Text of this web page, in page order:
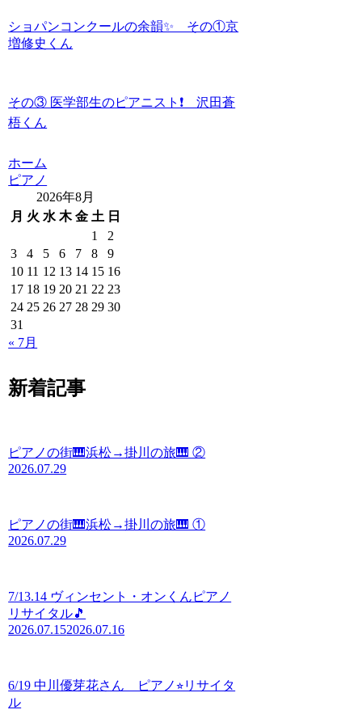
ショパンコンクールの余韻✨ その①京
増修史くん
その③ 医学部生のピアニスト❗️ 沢田蒼
梧くん
ホーム
ピアノ
2026年8月
月 火 水 木 金 土 日
1
2
3
4 5 6 7 8
9
10 11 12 13 14 15 16
17 18 19 20 21 22 23
24 25 26 27 28 29 30
31
« 7月
新着記事
ピアノの街🎹浜松→掛川の旅🎹 ②
2026.07.29
ピアノの街🎹浜松→掛川の旅🎹 ①
2026.07.29
7/13.14 ヴィンセント・オンくんピアノ
リサイタル🎵
2026.07.152026.07.16
6/19 中川優芽花さん ピアノ⭐︎リサイタ
ル